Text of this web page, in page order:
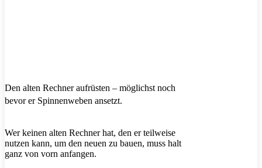
Den alten Rechner aufrüsten – möglichst noch
bevor er Spinnenweben ansetzt.
Wer keinen alten Rechner hat, den er teilweise
nutzen kann, um den neuen zu bauen, muss halt
ganz von vorn anfangen.